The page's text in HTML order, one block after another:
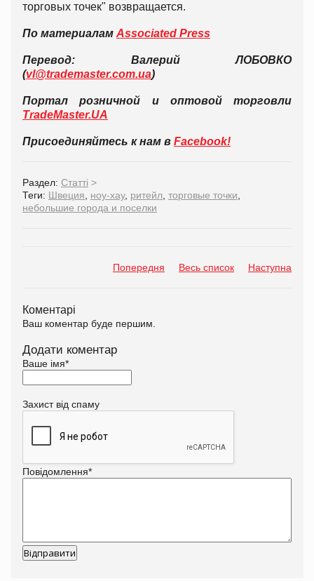
торговых точек" возвращается.
По материалам Associated Press
Перевод: Валерий ЛОБОВКО
(vl@trademaster.com.ua)
Портал розничной и оптовой торговли
TradeMaster.UA
Присоединяйтесь к нам в Facebook!
Раздел: Статті >
Теги: Швеция ноу-хау, ритейл торговые точки
небольшие города и поселки
Попередня Весь список Наступна
Коментарі
Ваш коментар буде першим.
Додати коментар
Ваше імя*
Захист від спаму
Повідомлення*